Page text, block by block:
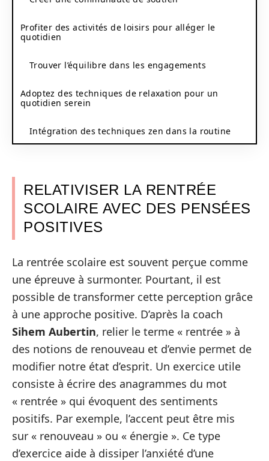
Profiter des activités de loisirs pour alléger le
quotidien
Trouver l’équilibre dans les engagements
Adoptez des techniques de relaxation pour un
quotidien serein
Intégration des techniques zen dans la routine
RELATIVISER LA RENTRÉE
SCOLAIRE AVEC DES PENSÉES
POSITIVES
La rentrée scolaire est souvent perçue comme
une épreuve à surmonter. Pourtant, il est
possible de transformer cette perception grâce
à une approche positive. D’après la coach
Sihem Aubertin, relier le terme « rentrée » à
des notions de renouveau et d’envie permet de
modifier notre état d’esprit. Un exercice utile
consiste à écrire des anagrammes du mot
« rentrée » qui évoquent des sentiments
positifs. Par exemple, l’accent peut être mis
sur « renouveau » ou « énergie ». Ce type
d’exercice aide à dissiper l’anxiété d’une